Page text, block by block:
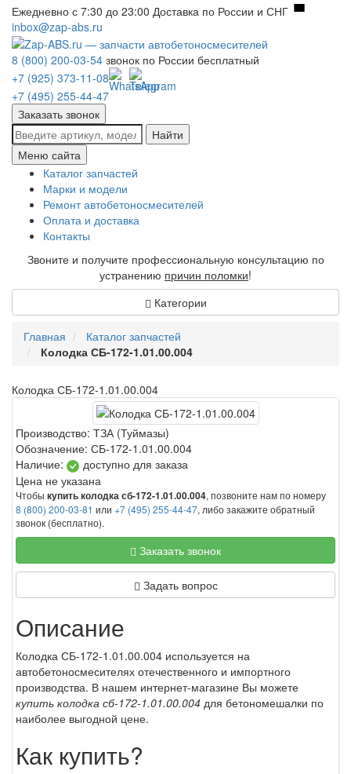
Ежедневно с 7:30 до 23:00 Доставка по России и СНГ
inbox@zap-abs.ru
8 (800) 200-03-54 звонок по России бесплатный
+7 (925) 373-11-08
+7 (495) 255-44-47
Заказать звонок
Найти
Меню сайта
Каталог запчастей
Марки и модели
Ремонт автобетоносмесителей
Оплата и доставка
Контакты
Звоните и получите профессиональную консультацию по
устранению причин поломки!
Категории
Главная
Каталог запчастей
Колодка СБ-172-1.01.00.004
Колодка СБ-172-1.01.00.004
Производство: ТЗА (Туймазы)
Обозначение: СБ-172-1.01.00.004
Наличие:
доступно для заказа
Цена не указана
Чтобы купить колодка сб-172-1.01.00.004, позвоните нам по номеру
8 (800) 200-03-81 или +7 (495) 255-44-47, либо закажите обратный
звонок (бесплатно).
Заказать звонок
Задать вопрос
Описание
Колодка СБ-172-1.01.00.004 используется на
автобетоносмесителях отечественного и импортного
производства. В нашем интернет-магазине Вы можете
купить колодка сб-172-1.01.00.004 для бетономешалки по
наиболее выгодной цене.
Как купить?